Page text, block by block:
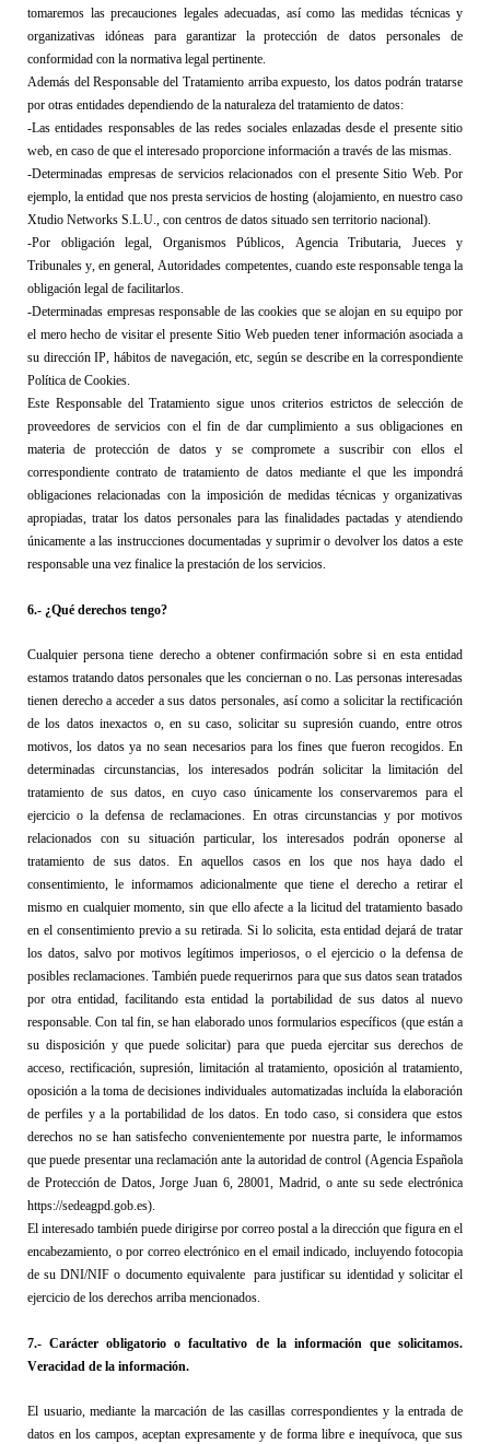
tomaremos las precauciones legales adecuadas, así como las medidas técnicas y
organizativas idóneas para garantizar la protección de datos personales de
conformidad con la normativa legal pertinente.
Además del Responsable del Tratamiento arriba expuesto, los datos podrán tratarse
por otras entidades dependiendo de la naturaleza del tratamiento de datos:
-Las entidades responsables de las redes sociales enlazadas desde el presente sitio
web, en caso de que el interesado proporcione información a través de las mismas.
-Determinadas empresas de servicios relacionados con el presente Sitio Web. Por
ejemplo, la entidad que nos presta servicios de hosting (alojamiento
Xtudio Networks S.L.U., con centros de datos situado sen territorio nacional).
-Por obligación legal, Organismos Públicos, Agencia Tributaria, Jueces y
Tribunales y, en general, Autoridades competentes, cuando este responsable tenga la
obligación legal de facilitarlos.
-Determinadas empresas responsable de las cookies que se alojan en su equipo por
el mero hecho de visitar el presente Sitio Web pueden tener información asociada a
su dirección IP, hábitos de navegación, etc, según se describe en la correspondiente
Política de Cookies.
Este Responsable del Tratamiento sigue unos criterios estrictos de selección de
proveedores de servicios con el fin de dar cumplimiento a sus obligaciones en
materia de protección de datos y se compromete a suscribir con ellos el
correspondiente contrato de tratamiento de datos mediante el que les impondrá
obligaciones relacionadas con la imposición de medidas técnicas y organizativas
apropiadas, tratar los datos personales para las finalidades pactadas y atendiendo
únicamente a las instrucciones documentadas y suprimir o devolver los datos a este
responsable una vez finalice la prestación de los servicios.
6.- ¿Qué derechos tengo?
Cualquier persona tiene derecho a obtener confirmación sobre si en esta entidad
estamos tratando datos personales que les conciernan o no. Las personas interesadas
tienen derecho a acceder a sus datos personales, así como a solicitar la rectificación
de los datos inexactos o, en su caso, solicitar su supresión cuando, entre otros
motivos, los datos ya no sean necesarios para los fines que fueron recogidos. En
determinadas circunstancias, los interesados podrán solicitar la limitación del
tratamiento de sus datos, en cuyo caso únicamente los conservaremos para el
ejercicio o la defensa de reclamaciones. En otras circunstancias y por motivos
relacionados con su situación particular, los interesados podrán oponerse al
tratamiento de sus datos. En aquellos casos en los que nos haya dado el
consentimiento, le informamos adicionalmente que tiene el derecho a retirar el
mismo en cualquier momento, sin que ello afecte a la licitud del tratamiento basado
en el consentimiento previo a su retirada. Si lo solicita, esta entidad dejará de tratar
los datos, salvo por motivos legítimos imperiosos, o el ejercicio o la defensa de
posibles reclamaciones. También puede requerirnos para que sus datos sean tratados
por otra entidad, facilitando esta entidad la portabilidad de sus datos al nuevo
responsable. Con tal fin, se han elaborado unos formularios específicos (que están a
acceso, rectificación, supresión, limitación al tratamiento, oposición al tratamiento,
oposición a la toma de decisiones individuales automatizadas incluída la elaboración
de perfiles y a la portabilidad de los datos. En todo caso, si considera que estos
derechos no se han satisfecho convenientemente por nuestra parte, le informamos
que puede presentar una reclamación ante la autoridad de control (Agencia Española
https://sedeagpd.gob.es).
El interesado también puede dirigirse por correo postal a la dirección que figura en el
encabezamiento, o por correo electrónico en el email indicado, incluyendo fotocopia
de su DNI/NIF o documento equivalente  para justificar su identidad y solicitar el
ejercicio de los derechos arriba mencionados.
7.- Carácter obligatorio o facultativo de la información que solicitamos.
Veracidad de la información.
El usuario, mediante la marcación de las casillas correspondientes y la entrada de
datos en los campos, aceptan expresamente y de forma libre e inequívoca, que sus